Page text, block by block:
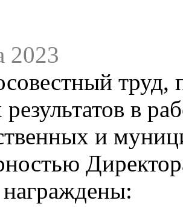
2023
в
и